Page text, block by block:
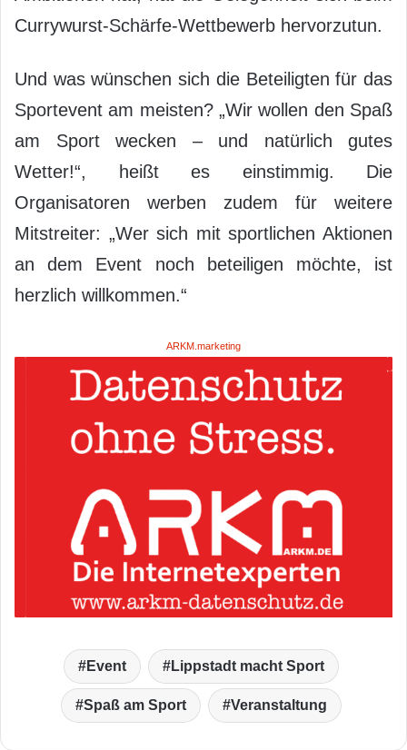
Currywurst-Schärfe-Wettbewerb hervorzutun.
Und was wünschen sich die Beteiligten für das
Sportevent am meisten? „Wir wollen den Spaß
am Sport wecken – und natürlich gutes
Wetter!“, heißt es einstimmig. Die
Organisatoren werben zudem für weitere
Mitstreiter: „Wer sich mit sportlichen Aktionen
an dem Event noch beteiligen möchte, ist
herzlich willkommen.“
ARKM.marketing
Event Lippstadt macht Sport
Spaß am Sport Veranstaltung